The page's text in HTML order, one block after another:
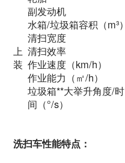
上
装
副发动机
水箱/垃圾箱容积（m³）
清扫宽度
清扫效率
作业速度（km/h）
作业能力（㎡/h）
垃圾箱**大举升角度/时
间（°/s）
洗扫车性能特点 ：